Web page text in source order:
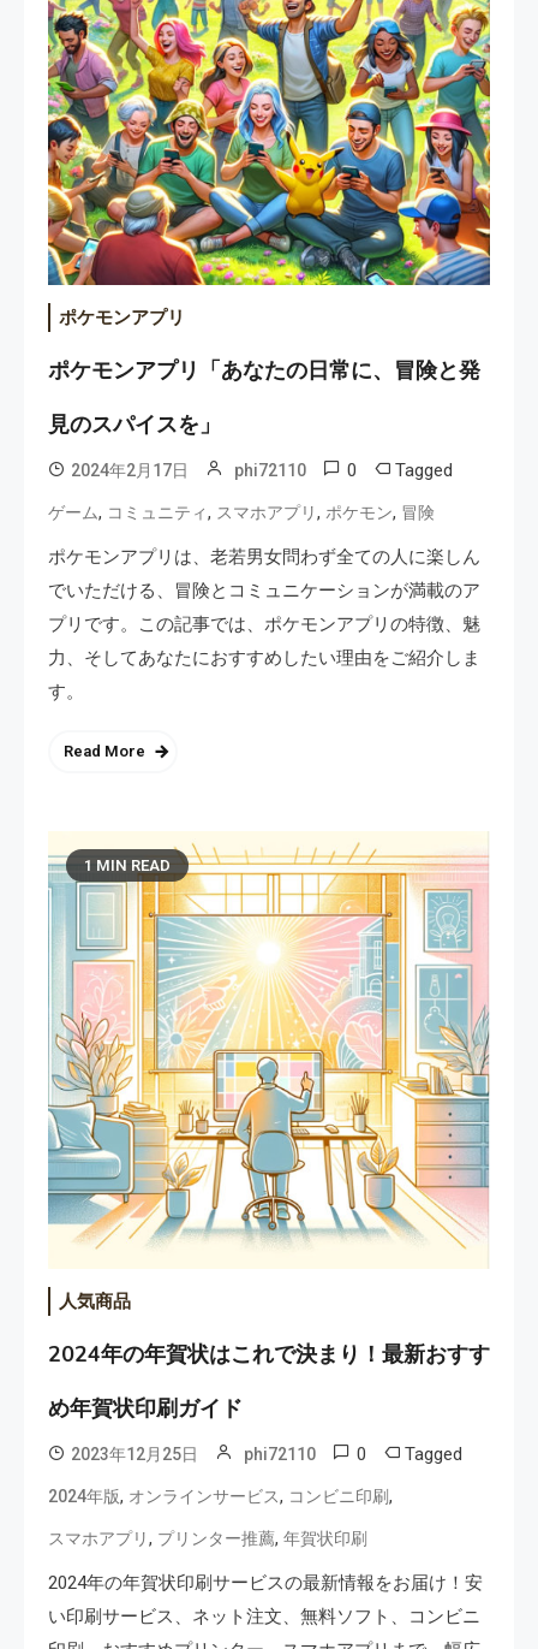
ポケモンアプリ
ポケモンアプリ「あなたの日常に、冒険と発
見のスパイスを」
2024年2月17日 phi72110 0 Tagged
ゲーム, コミュニティ, スマホアプリ, ポケモン, 冒険
ポケモンアプリは、老若男女問わず全ての人に楽しん
でいただける、冒険とコミュニケーションが満載のア
プリです。この記事では、ポケモンアプリの特徴、魅
力、そしてあなたにおすすめしたい理由をご紹介しま
す。
Read More
1 MIN READ
人気商品
2024年の年賀状はこれで決まり！最新おすす
め年賀状印刷ガイド
2023年12月25日 phi72110 0 Tagged
2024年版, オンラインサービス, コンビニ印刷,
スマホアプリ, プリンター推薦, 年賀状印刷
2024年の年賀状印刷サービスの最新情報をお届け！安
い印刷サービス、ネット注文、無料ソフト、コンビニ